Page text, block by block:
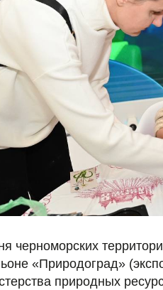
черноморских
«Природоград»
природных